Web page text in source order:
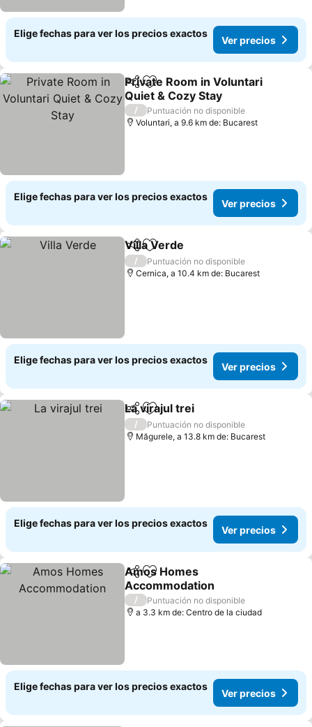
Elige fechas para ver los precios exactos
Ver precios
CompartirAgregar a favoritos
Private Room in Voluntari
Quiet & Cozy Stay
Ver precios
/
Puntuación no disponible
Voluntari, a 9.6 km de: Bucarest
Elige fechas para ver los precios exactos
Ver precios
CompartirAgregar a favoritos
Villa Verde
/
Puntuación no disponible
Cernica, a 10.4 km de: Bucarest
Elige fechas para ver los precios exactos
Ver precios
CompartirAgregar a favoritos
La virajul trei
/
Puntuación no disponible
Măgurele, a 13.8 km de: Bucarest
Elige fechas para ver los precios exactos
Ver precios
CompartirAgregar a favoritos
Amos Homes
Accommodation
Ver precios
/
Puntuación no disponible
a 3.3 km de: Centro de la ciudad
Elige fechas para ver los precios exactos
Ver precios